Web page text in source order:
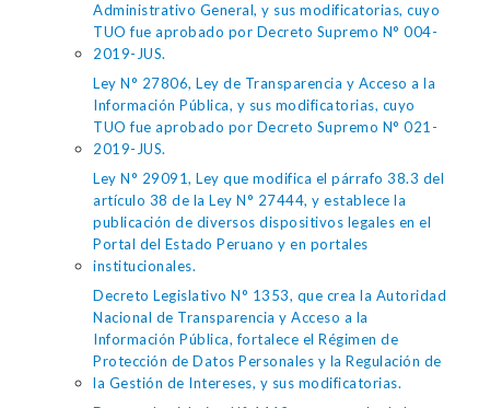
Administrativo General, y sus modificatorias, cuyo
TUO fue aprobado por Decreto Supremo N° 004-
2019-JUS.
Ley N° 27806, Ley de Transparencia y Acceso a la
Información Pública, y sus modificatorias, cuyo
TUO fue aprobado por Decreto Supremo N° 021-
2019-JUS.
Ley N° 29091, Ley que modifica el párrafo 38.3 del
artículo 38 de la Ley N° 27444, y establece la
publicación de diversos dispositivos legales en el
Portal del Estado Peruano y en portales
institucionales.
Decreto Legislativo N° 1353, que crea la Autoridad
Nacional de Transparencia y Acceso a la
Información Pública, fortalece el Régimen de
Protección de Datos Personales y la Regulación de
la Gestión de Intereses, y sus modificatorias.